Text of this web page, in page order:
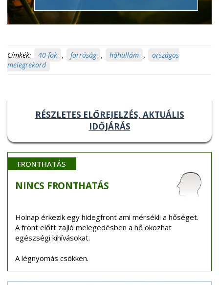
Címkék: 40 fok , forróság , hőhullám ,
országos
melegrekord
RÉSZLETES ELŐREJELZÉS, AKTUÁLIS
IDŐJÁRÁS
FRONTHATÁS
NINCS FRONTHATÁS
Holnap érkezik egy hidegfront ami mérsékli a hőséget.
A front előtt zajló melegedésben a hő okozhat
egészségi kihívásokat.
A légnyomás csökken.